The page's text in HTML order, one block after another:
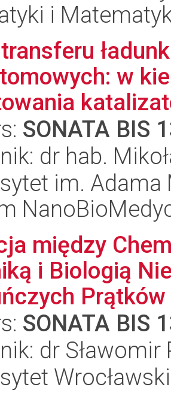
i
w
SONATA BIS
dr hab.
im.
między
i Biologią
SONATA BIS
dr Sławomir